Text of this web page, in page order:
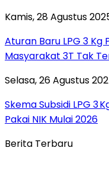
Kamis, 28 Agustus
Aturan Baru LPG 3 Kg
Masyarakat 3T Tak
Selasa, 26 Agustus
Skema Subsidi LPG 3
Pakai NIK Mulai 2026
Berita Terbaru